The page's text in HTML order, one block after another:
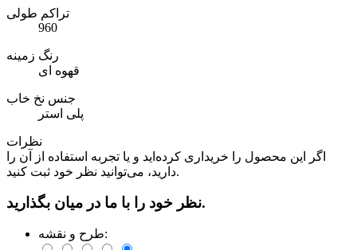
تراکم طولی
960
رنگ زمینه
قهوه ای
جنس نخ خاب
پلی استر
نظرات
اگر این محصول را خریداری کرده‌اید و یا تجربه استفاده از آن را
دارید، می‌توانید نظر خود ثبت کنید.
نظر خود را با ما در میان بگذارید.
طرح و نقشه: